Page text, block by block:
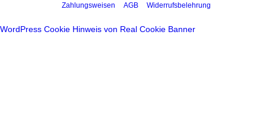
Zahlungsweisen
AGB Widerrufsbelehrung
WordPress Cookie Hinweis von Real Cookie Banner